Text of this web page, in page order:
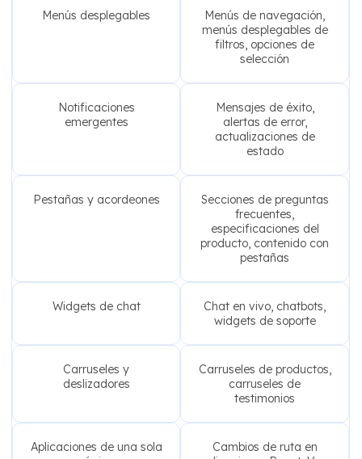
Menús desplegables
Menús de navegación,
menús desplegables de
filtros, opciones de
selección
Notificaciones
emergentes
Mensajes de éxito,
alertas de error,
actualizaciones de
estado
Pestañas y acordeones
Secciones de preguntas
frecuentes,
especificaciones del
producto, contenido con
pestañas
Widgets de chat
Chat en vivo, chatbots,
widgets de soporte
Carruseles y
deslizadores
Carruseles de productos,
carruseles de
testimonios
Aplicaciones de una sola
Cambios de ruta en